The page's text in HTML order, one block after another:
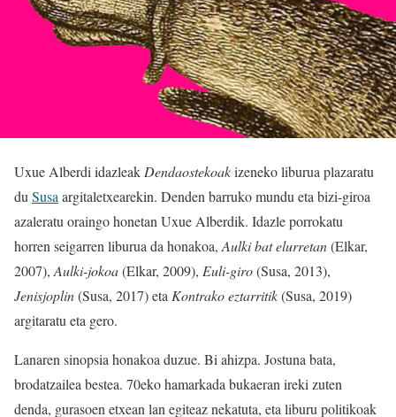
Uxue Alberdi idazleakDendaostekoakizeneko liburua plazaratu
duSusaargitaletxearekin. Denden barruko mundu eta bizi-giroa
azaleratu oraingo honetan Uxue Alberdik. Idazle porrokatu
horren seigarren liburua da honakoa,Aulki bat elurretan(Elkar,
2007),Aulki-jokoa(Elkar, 2009), Euli-giro(Susa, 2013),
Jenisjoplin(Susa, 2017) etaKontrako eztarritik(Susa, 2019)
argitaratu eta gero.
Lanaren sinopsia honakoa duzue. Bi ahizpa. Jostuna bata,
brodatzailea bestea. 70eko hamarkada bukaeran ireki zuten
denda, gurasoen etxean lan egiteaz nekatuta, eta liburu politikoak